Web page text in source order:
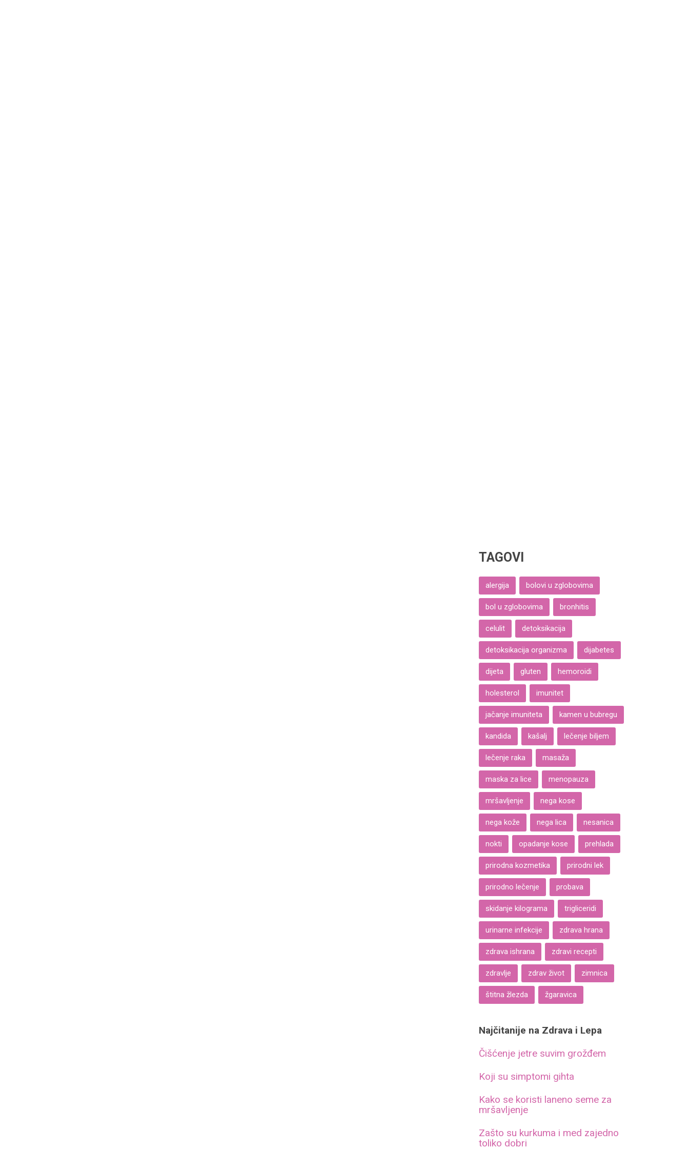
TAGOVI
alergija bolovi u zglobovima
bol u zglobovima bronhitis
celulit detoksikacija
detoksikacija organizma dijabetes
dijeta gluten hemoroidi
holesterol imunitet
jačanje imuniteta kamen u bubregu
kandida kašalj lečenje biljem
lečenje raka masaža
maska za lice menopauza
mršavljenje nega kose
nega kože nega lica nesanica
nokti opadanje kose prehlada
prirodna kozmetika prirodni lek
prirodno lečenje probava
skidanje kilograma trigliceridi
urinarne infekcije zdrava hrana
zdrava ishrana zdravi recepti
zdravlje zdrav život zimnica
štitna žlezda žgaravica
Najčitanije na Zdrava i Lepa
Čišćenje jetre suvim grožđem
Koji su simptomi gihta
Kako se koristi laneno seme za
mršavljenje
Zašto su kurkuma i med zajedno
toliko dobri